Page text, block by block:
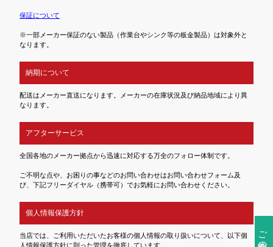
ご注文前の確認事項
保証について
※一部メーカー保証のない製品（作業台やシンク等の板金製品）は対象外と
なります。
納期について
配送はメーカー直送になります。メーカーの在庫状況及び納品地域により異
なります。
アフターサービス
全国各地のメーカー拠点から迅速に対応する万全のフォロー体制です。
ご不明な点や、お困りの事などのお問い合わせはお問い合わせフォーム及
び、下記フリーダイヤル（携帯可）でお気軽にお問い合わせください。
個人情報保護方針
当店では、ご利用いただいたお客様の個人情報の取り扱いについて、以下個
人情報保護方針に則った管理を徹底しています。